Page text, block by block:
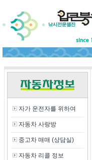
자가 운전자를 위하여
자동차 사랑방
중고차 매매 (상담실)
자동차 리콜 정보